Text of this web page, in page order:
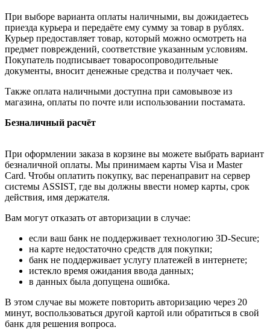
При выборе варианта оплаты наличными, вы дожидаетесь
приезда курьера и передаёте ему сумму за товар в рублях.
Курьер предоставляет товар, который можно осмотреть на
предмет повреждений, соответствие указанным условиям.
Покупатель подписывает товаросопроводительные
документы, вносит денежные средства и получает чек.
Также оплата наличными доступна при самовывозе из
магазина, оплаты по почте или использовании постамата.
Безналичный расчёт
При оформлении заказа в корзине вы можете выбрать вариант
безналичной оплаты. Мы принимаем карты Visa и Master
Card. Чтобы оплатить покупку, вас перенаправит на сервер
системы ASSIST, где вы должны ввести номер карты, срок
действия, имя держателя.
Вам могут отказать от авторизации в случае:
если ваш банк не поддерживает технологию 3D-Secure;
на карте недостаточно средств для покупки;
банк не поддерживает услугу платежей в интернете;
истекло время ожидания ввода данных;
в данных была допущена ошибка.
В этом случае вы можете повторить авторизацию через 20
минут, воспользоваться другой картой или обратиться в свой
банк для решения вопроса.